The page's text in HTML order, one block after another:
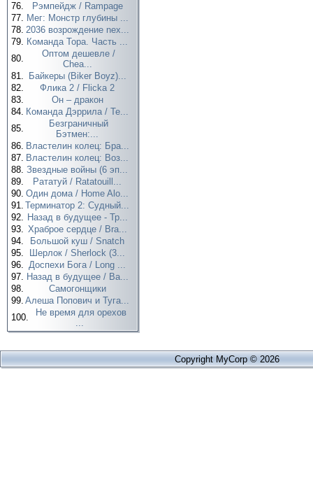
76.
Рэмпейдж / Rampage
77. Мег: Монстр глубины ...
78. 2036 возрождение nex...
79. Команда Тора. Часть ...
80.
Оптом дешевле /
Chea...
81.
Байкеры (Biker Boyz)...
82.
Флика 2 / Flicka 2
83.
Он – дракон
84. Команда Дэррила / Te...
85.
Безграничный
Бэтмен:...
86. Властелин колец: Бра...
87. Властелин колец: Воз...
88. Звездные войны (6 эп...
89.
Рататуй / Ratatouill...
90. Один дома / Home Alo...
91. Терминатор 2: Судный...
92. Назад в будущее - Тр...
93. Храброе сердце / Bra...
94.
Большой куш / Snatch
95.
Шерлок / Sherlock (3...
96. Доспехи Бога / Long ...
97. Назад в будущее / Ba...
98.
Самогонщики
99. Алеша Попович и Туга...
100.
Не время для орехов
...
Copyright MyCorp © 2026